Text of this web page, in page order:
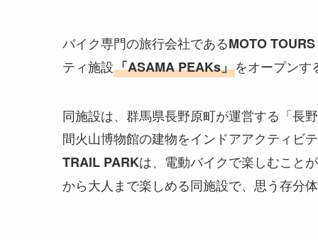
バイク専門の旅行会社であるMOTO
ティ施設「ASAMA PEAKs」をオープンす
同施設は、群馬県長野原町が運営する「長
間火山博物館の建物をインドアアクティビ
TRAIL PARKは、電動バイクで楽しむこと
から大人まで楽しめる同施設で、思う存分